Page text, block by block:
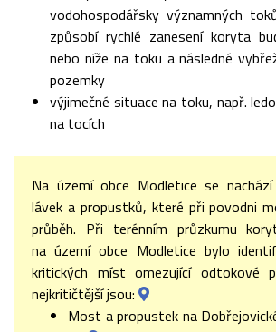
vodohospodářsky významných
způsobí rychlé zanesení koryta
nebo níže na toku a následné
pozemky
výjimečné situace na toku, např.
na tocích
Na území obce Modletice se
lávek a propustků, které při povodni
průběh. Při terénním průzkumu
na území obce Modletice bylo
kritických míst omezující odtokové
nejkritičtější jsou:
Most a propustek na